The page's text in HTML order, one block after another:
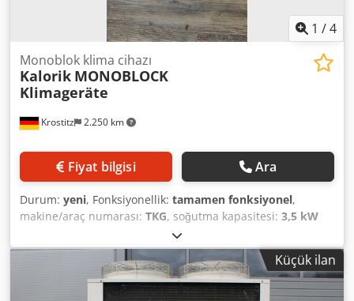
1 /4
Krostitz 2.250 km
Monoblok klima cihazı
Kalorik MONOBLOCK
Klimageräte
Fiyat bilgisi Ara
Durum: yeni, Fonksiyonellik: tamamen fonksiyonel,
makine/araç numarası: TKG, soğutma kapasitesi: 3,5 kW
40 kg, giriş voltajı:
süresi:12 aylar, soğutma tipi:hava, Orijinal ambalajında
monoblok klima cihazları (egzoz hortumlu) satılıktır.
Seçilebilecek aşağıdaki güçler mevcuttur: 2 kW (BTU 7000) –
Küçük ilan